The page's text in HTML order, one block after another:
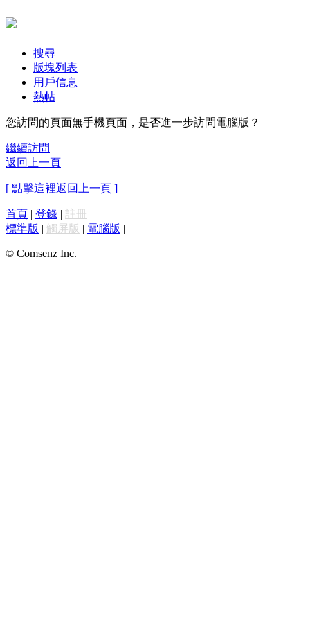
搜尋
版塊列表
用戶信息
熱帖
您訪問的頁面無手機頁面，是否進一步訪問電腦版？
繼續訪問
返回上一頁
[ 點擊這裡返回上一頁 ]
首頁 | 登錄 | 註冊
標準版 | 觸屏版 | 電腦版 |
© Comsenz Inc.